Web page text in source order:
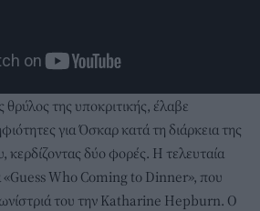
θρύλος της υποκριτικής, έλαβε
για Όσκαρ κατά τη διάρκεια της
κερδίζοντας δύο φορές. Η τελευταία
«Guess Who Coming to Dinner», που
του την Katharine Hepburn. Ο